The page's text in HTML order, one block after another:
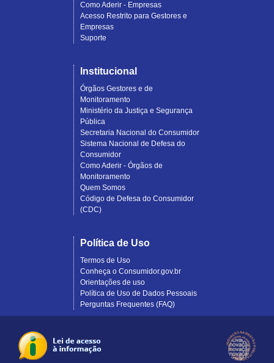
Como Aderir - Empresas
Acesso Restrito para Gestores e
Empresas
Suporte
Institucional
Órgãos Gestores e de
Monitoramento
Ministério da Justiça e Segurança
Pública
Secretaria Nacional do Consumidor
Sistema Nacional de Defesa do
Consumidor
Como Aderir - Órgãos de
Monitoramento
Quem Somos
Código de Defesa do Consumidor
(CDC)
Política de Uso
Termos de Uso
Conheça o Consumidor.gov.br
Orientações de uso
Política de Uso de Dados Pessoais
Perguntas Frequentes (FAQ)